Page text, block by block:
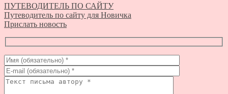
ПУТЕВОДИТЕЛЬ ПО САЙТУ
Путеводитель по сайту для Новичка
Прислать новость